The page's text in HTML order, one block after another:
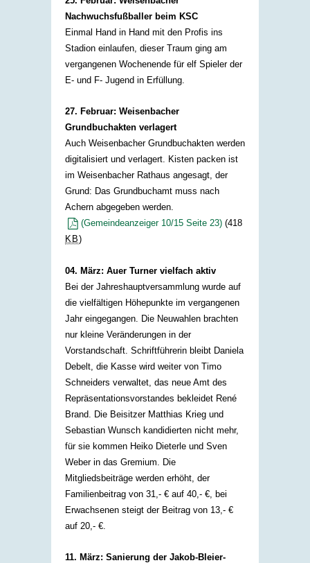
Nachwuchsfußballer beim KSC
Einmal Hand in Hand mit den Profis ins
Stadion einlaufen, dieser Traum ging am
vergangenen Wochenende für elf Spieler der
E- und F- Jugend in Erfüllung.​
27. Februar: Weisenbacher
Grundbuchakten verlagert
Auch Weisenbacher Grundbuchakten werden
digitalisiert und verlagert. Kisten packen ist
im Weisenbacher Rathaus angesagt, der
Grund: Das Grundbuchamt muss nach
Achern abgegeben werden.
(Gemeindeanzeiger 10/15 Seite 23) (418
KB)
04. März: Auer Turner vielfach aktiv
Bei der Jahreshauptversammlung wurde auf
die vielfältigen Höhepunkte im vergangenen
Jahr eingegangen. Die Neuwahlen brachten
nur kleine Veränderungen in der
Vorstandschaft. Schriftführerin bleibt Daniela
Debelt, die Kasse wird weiter von Timo
Schneiders verwaltet, das neue Amt des
Repräsentationsvorstandes bekleidet René
Brand. Die Beisitzer Matthias Krieg und
Sebastian Wunsch kandidierten nicht mehr,
für sie kommen Heiko Dieterle und Sven
Weber in das Gremium. Die
Mitgliedsbeiträge werden erhöht, der
Familienbeitrag von 31,- € auf 40,- €, bei
Erwachsenen steigt der Beitrag von 13,- €
auf 20,- €.​
11. März: Sanierung der Jakob-Bleier-